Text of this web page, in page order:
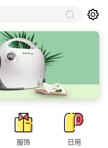
服饰 日用